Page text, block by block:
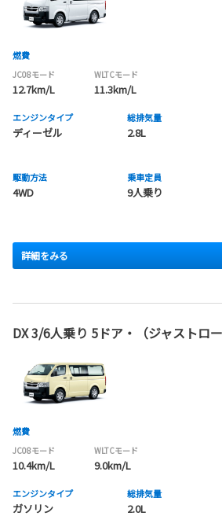
燃費
JC08モード
12.7km/L
WLTCモード
11.3km/L
エンジンタイプ
ディーゼル
総排気量
2.8L
駆動方法
4WD
乗車定員
9人乗り
詳細をみる
DX 3/6人乗り 5ドア・（ジャストロ
燃費
JC08モード
10.4km/L
WLTCモード
9.0km/L
エンジンタイプ
ガソリン
総排気量
2.0L